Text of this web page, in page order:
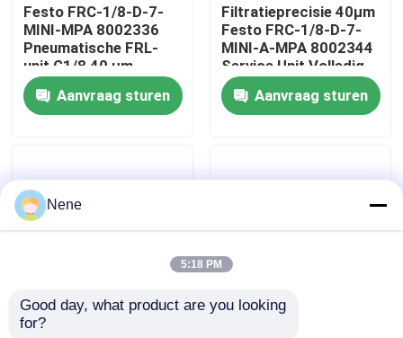
fabriekstour
Kwaliteitscontrole
Nieuws
Pneumatische buisbevestigingen
Festo FRC-1/8-D-7-
MINI-MPA 8002336
Pneumatische FRL-
unit G1/8 40 µm
Handmatige afvoer
0,5-7 bar Zinklegering
met MPA-manometer
Aanvraag sturen
Filtratieprecisie 40μm
Festo FRC-1/8-D-7-
MINI-A-MPA 8002344
Service Unit Volledig
Automatische Afvoer
G1/8 0,5-7bar Met
MPA Manometer
Aanvraag sturen
G 1/4 FRL-eenheid
Nene
5:18 PM
Good day, what product are you looking
for?